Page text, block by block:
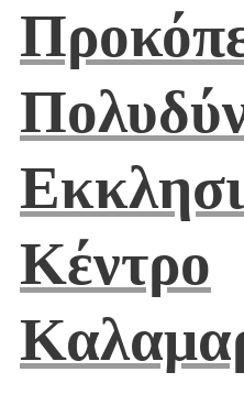
Κέντρο